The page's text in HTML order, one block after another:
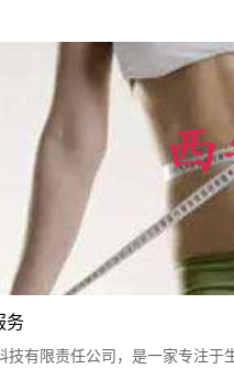
务
技有限责任公司，是一家专注